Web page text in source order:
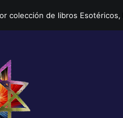
colección de libros